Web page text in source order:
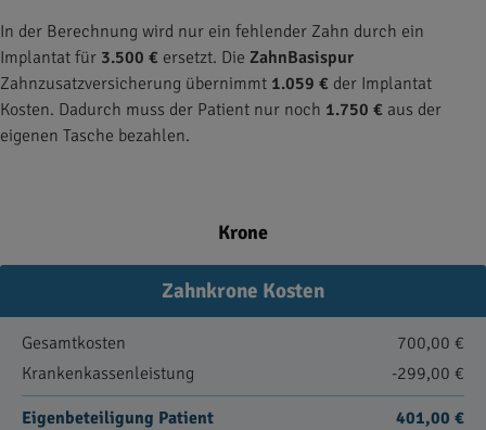
In der Berechnung wird nur ein fehlender Zahn durch ein
Implantat für 3.500 € ersetzt. Die ZahnBasispur
Zahnzusatzversicherung übernimmt 1.059 € der Implantat
Kosten. Dadurch muss der Patient nur noch 1.750 € aus der
eigenen Tasche bezahlen.
Krone
Zahnkrone Kosten
Gesamtkosten
700,00 €
Krankenkassenleistung
-299,00 €
Eigenbeteiligung Patient 401,00 €